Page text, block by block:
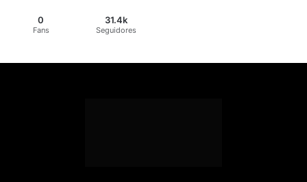
0
Fans
31.4k
Seguidores